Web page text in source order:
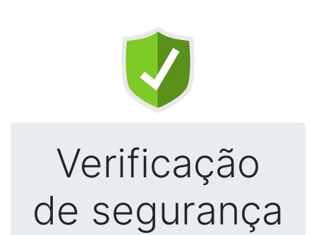
Verificação
de segurança